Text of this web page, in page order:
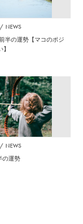
NEWS
半の運勢【マコのポジ
NEWS
の運勢